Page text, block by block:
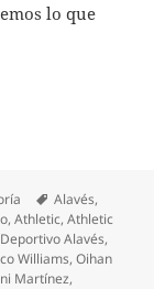
lo que
Etiquetas
Alavés,
,Athletic,Athletic
Deportivo Alavés,
Williams,Oihan
Martínez,